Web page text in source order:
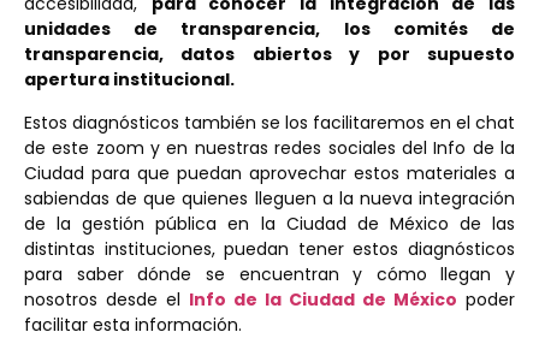
unidades de transparencia, los comités de
transparencia, datos abiertos y por supuesto
apertura institucional.
Estos diagnósticos también se los facilitaremos en el chat
de este zoom y en nuestras redes sociales del Info de la
Ciudad para que puedan aprovechar estos materiales a
sabiendas de que quienes lleguen a la nueva integración
de la gestión pública en la Ciudad de México de las
distintas instituciones, puedan tener estos diagnósticos
para saber dónde se encuentran y cómo llegan y
nosotros desde el Info de la Ciudad de México poder
facilitar esta información.